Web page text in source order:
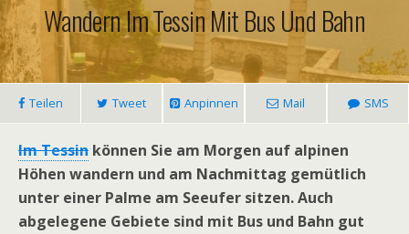
Wandern Im Tessin Mit Bus Und Bahn
Teilen Tweet Anpinnen Mail SMS
Im Tessin können Sie am Morgen auf alpinen
Höhen wandern und am Nachmittag gemütlich
unter einer Palme am Seeufer sitzen. Auch
abgelegene Gebiete sind mit Bus und Bahn gut